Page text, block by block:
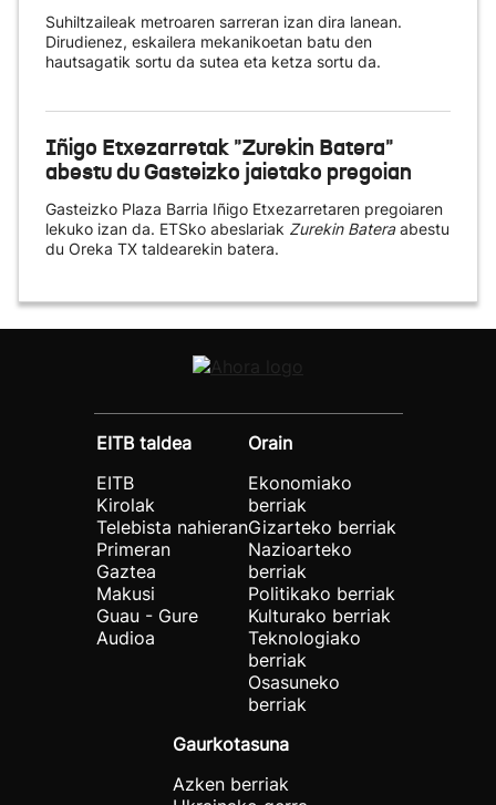
Suhiltzaileak metroaren sarreran izan dira lanean.
Dirudienez, eskailera mekanikoetan batu den
hautsagatik sortu da sutea eta ketza sortu da.
Iñigo Etxezarretak "Zurekin Batera"
abestu du Gasteizko jaietako pregoian
Gasteizko Plaza Barria Iñigo Etxezarretaren pregoiaren
lekuko izan da. ETSko abeslariak Zurekin Bateraabestu
du Oreka TX taldearekin batera.
EITB taldea
EITB
Kirolak
Telebista nahieran
Primeran
Gaztea
Makusi
Guau - Gure
Audioa
Orain
Ekonomiako
berriak
Gizarteko berriak
Nazioarteko
berriak
Politikako berriak
Kulturako berriak
Teknologiako
berriak
Osasuneko
berriak
Gaurkotasuna
Azken berriak